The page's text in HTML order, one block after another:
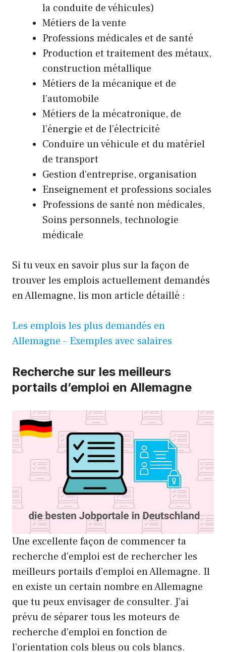
la conduite de véhicules)
Métiers de la vente
Professions médicales et de santé
Production et traitement des métaux,
construction métallique
Métiers de la mécanique et de
l’automobile
Métiers de la mécatronique, de
l’énergie et de l’électricité
Conduire un véhicule et du matériel
de transport
Gestion d’entreprise, organisation
Enseignement et professions sociales
Professions de santé non médicales,
Soins personnels, technologie
médicale
Si tu veux en savoir plus sur la façon de
trouver les emplois actuellement demandés
en Allemagne, lis mon article détaillé :
Les emplois les plus demandés en
Allemagne – Exemples avec salaires
Recherche sur les meilleurs
portails d’emploi en Allemagne
Une excellente façon de commencer ta
recherche d’emploi est de rechercher les
meilleurs portails d’emploi en Allemagne. Il
en existe un certain nombre en Allemagne
que tu peux envisager de consulter. J’ai
prévu de séparer tous les moteurs de
recherche d’emploi en fonction de
l’orientation cols bleus ou cols blancs.